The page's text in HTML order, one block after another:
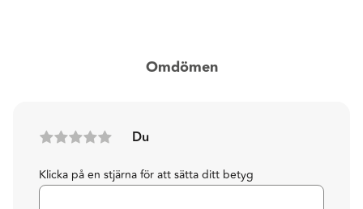
Omdömen
Du
Klicka på en stjärna för att sätta ditt betyg